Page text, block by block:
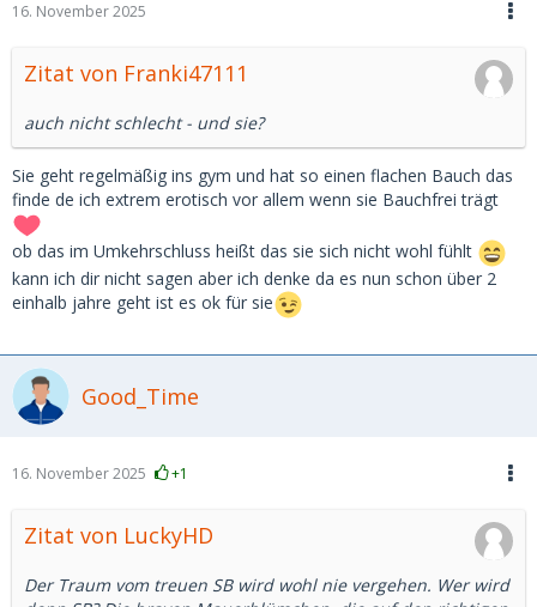
16. November 2025
Zitat von Franki47111
auch nicht schlecht - und sie?
Sie geht regelmäßig ins gym und hat so einen flachen Bauch das
finde de ich extrem erotisch vor allem wenn sie Bauchfrei trägt
ob das im Umkehrschluss heißt das sie sich nicht wohl fühlt
kann ich dir nicht sagen aber ich denke da es nun schon über 2
einhalb jahre geht ist es ok für sie
Good_Time
16. November 2025 +1
Zitat von LuckyHD
Der Traum vom treuen SB wird wohl nie vergehen. Wer wird